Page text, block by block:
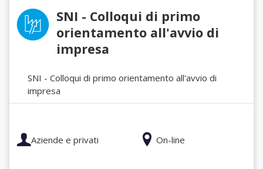
SNI - Colloqui di primo
orientamento all'avvio di
impresa
SNI - Colloqui di primo orientamento all'avvio di
impresa
Aziende e privati On-line